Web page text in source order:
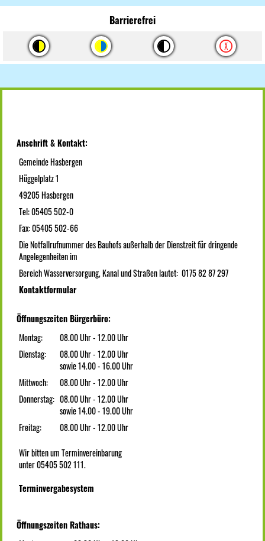
Barrierefrei
Anschrift & Kontakt:
Gemeinde Hasbergen
Hüggelplatz 1
49205 Hasbergen
Tel: 05405 502-0
Fax: 05405 502-66
Die Notfallrufnummer des Bauhofs außerhalb der Dienstzeit für dringende
Angelegenheiten im
Bereich Wasserversorgung, Kanal und Straßen lautet: 0175 82 87 297
Kontaktformular
Öffnungszeiten Bürgerbüro:
Montag:
08.00 Uhr - 12.00 Uhr
Dienstag:
08.00 Uhr - 12.00 Uhr
sowie 14.00 - 16.00 Uhr
Mittwoch:
08.00 Uhr - 12.00 Uhr
Donnerstag: 08.00 Uhr - 12.00 Uhr
sowie 14.00 - 19.00 Uhr
Freitag:
08.00 Uhr - 12.00 Uhr
Wir bitten um Terminvereinbarung
unter 05405 502 111.
Terminvergabesystem
Öffnungszeiten Rathaus: